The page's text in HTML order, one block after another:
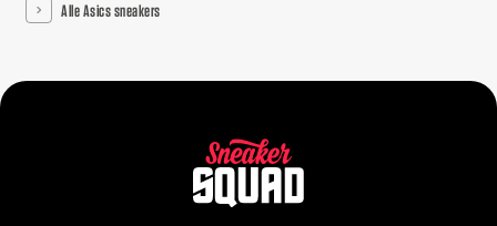
Alle Asics sneakers